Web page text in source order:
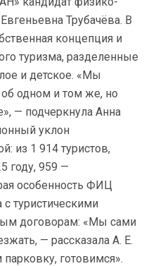
Трубачёва. В
концепция и
туризма, разделенные
и детское. «Мы
одном и том же, но
— подчеркнула Анна
уклон
из 1 914 туристов,
году, 959 —
особенность ФИЦ
туристическими
договорам: «Мы сами
— рассказала А. Е.
готовимся».